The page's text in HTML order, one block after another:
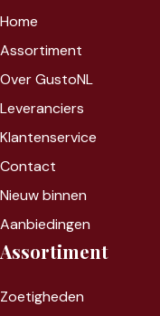
Home
Assortiment
Over GustoNL
Leveranciers
Klantenservice
Contact
Nieuw binnen
Aanbiedingen
Assortiment
Zoetigheden